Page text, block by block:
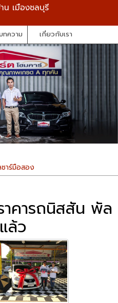
เมืองชลบุรี
ทความ เกี่ยวกับเรา
าร์มือสอง
าคารถนิสสัน พัล
ล้ว